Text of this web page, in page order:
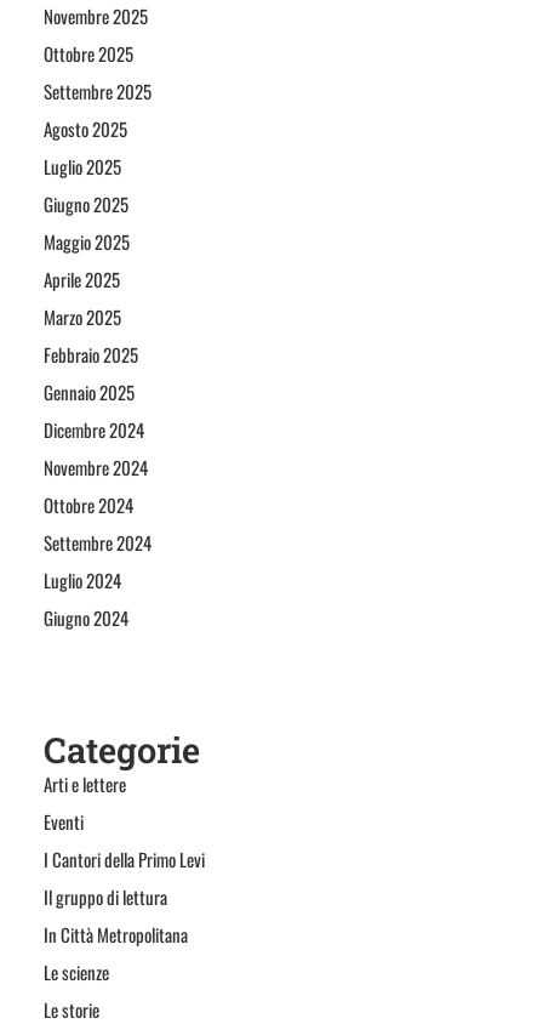
Novembre 2025
Ottobre 2025
Settembre 2025
Agosto 2025
Luglio 2025
Giugno 2025
Maggio 2025
Aprile 2025
Marzo 2025
Febbraio 2025
Gennaio 2025
Dicembre 2024
Novembre 2024
Ottobre 2024
Settembre 2024
Luglio 2024
Giugno 2024
Categorie
Arti e lettere
Eventi
I Cantori della Primo Levi
Il gruppo di lettura
In Città Metropolitana
Le scienze
Le storie